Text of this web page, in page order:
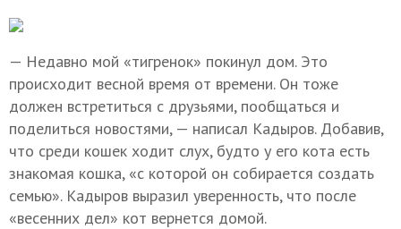
— Недавно мой «тигренок» покинул дом. Это
происходит весной время от времени. Он тоже
должен встретиться с друзьями, пообщаться и
поделиться новостями, — написал Кадыров. Добавив,
что среди кошек ходит слух, будто у его кота есть
знакомая кошка, «с которой он собирается создать
семью». Кадыров выразил уверенность, что после
«весенних дел» кот вернется домой.